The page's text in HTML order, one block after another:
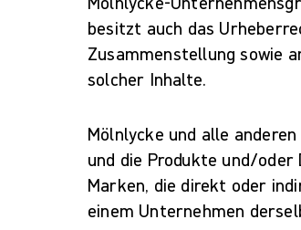
besitzt auch das
Zusammenstellung sowie
solcher Inhalte.
Mölnlycke und alle
und die Produkte und/
Marken, die direkt oder
einem Unternehmen